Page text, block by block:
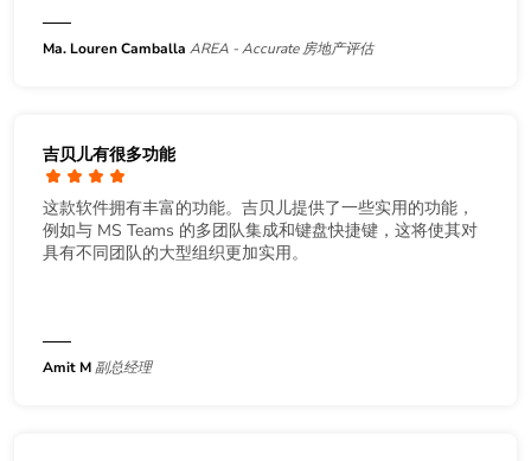
Ma. Louren Camballa AREA - Accurate 房地产评估
吉贝儿有很多功能
这款软件拥有丰富的功能。吉贝儿提供了一些实用的功能，
例如与 MS Teams 的多团队集成和键盘快捷键，这将使其对
具有不同团队的大型组织更加实用。
Amit M副总经理